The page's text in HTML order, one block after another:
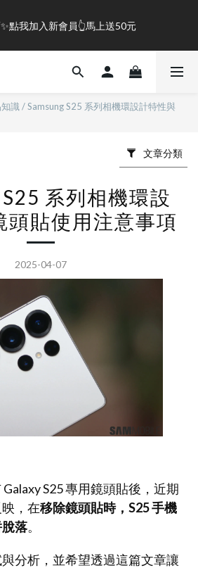
LINE POINT｜滿1000即享免運
20
5
0
點我加入新會員👆馬上送50元
LINE POINT｜滿1000即享免運
識 /Samsung S25 系列相機環設計特性與
文章分類
系列相機環設
頭貼使用注意事項
2025-04-07
S25 專用鏡頭貼後，近期
，在移除鏡頭貼時，S25 手機
落。
分析，並希望透過這篇文章讓